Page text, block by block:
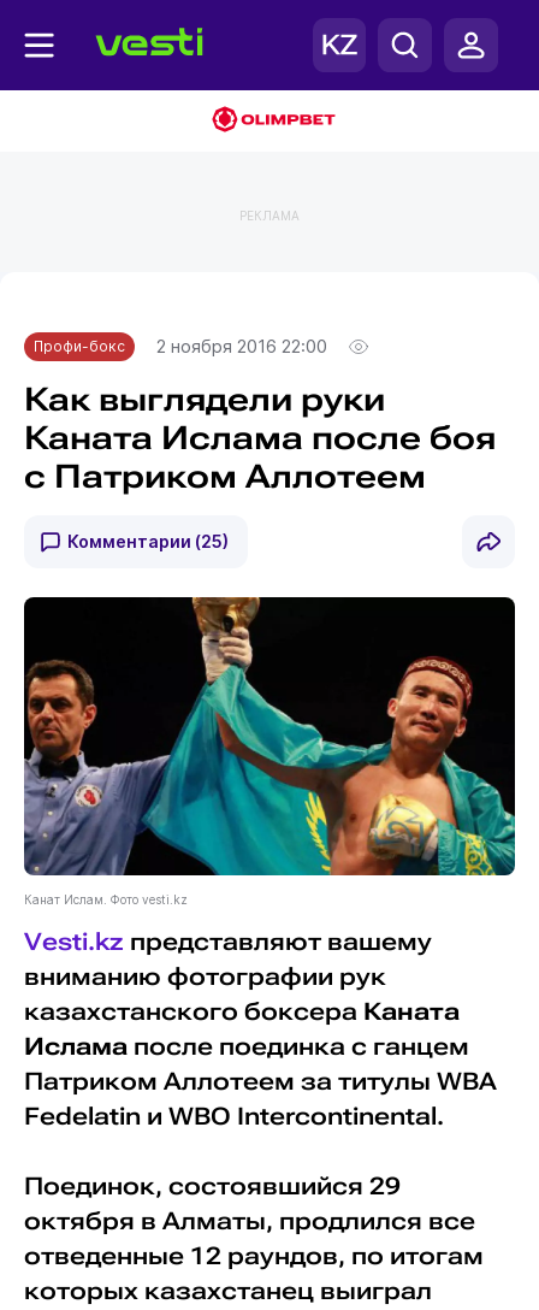
РЕКЛАМА
Профи-бокс 2 ноября 2016 22:00
Как выглядели руки
Каната Ислама после боя
с Патриком Аллотеем
Комментарии (25)
Канат Ислам. Фото vesti.kz
Vesti.kz представляют вашему
вниманию фотографии рук
казахстанского боксера Каната
Исламапосле поединка с ганцем
Патриком Аллотеем за титулы WBA
Fedelatin и WBO Interсontinental.
Поединок, состоявшийся 29
октября в Алматы, продлился все
отведенные 12 раундов, по итогам
которых казахстанец выиграл